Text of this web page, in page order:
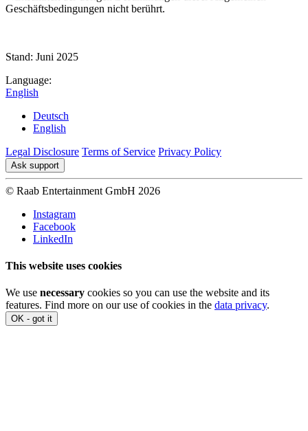
Geschäftsbedingungen nicht berührt.
Stand: Juni 2025
Language:
English
Deutsch
English
Legal Disclosure Terms of Service Privacy Policy
Ask support
© Raab Entertainment GmbH 2026
Instagram
Facebook
LinkedIn
This website uses cookies
We use necessary cookies so you can use the website and its
features. Find more on our use of cookies in the data privacy.
OK - got it